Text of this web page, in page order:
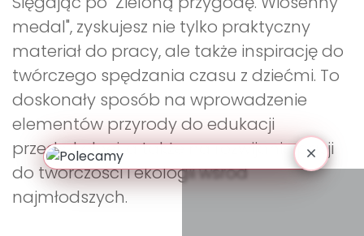
medal", zyskujesz nie tylko praktyczny
materiał do pracy, ale także inspirację do
twórczego spędzania czasu z dziećmi. To
doskonały sposób na wprowadzenie
elementów przyrody do edukacji
przedszkolnej, a także na rozwijanie pasji
do twórczości i ekologii wśród
najmłodszych.